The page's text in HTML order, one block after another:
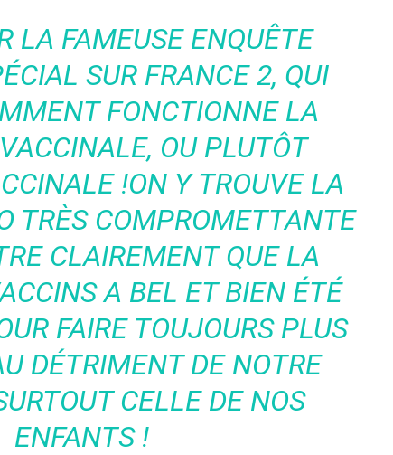
LA FAMEUSE ENQUÊTE
SUR FRANCE 2, QUI
FONCTIONNE LA
OU PLUTÔT
!ON Y TROUVE LA
TRÈS COMPROMETTANTE
CLAIREMENT QUE LA
A BEL ET BIEN ÉTÉ
FAIRE TOUJOURS PLUS
DÉTRIMENT DE NOTRE
CELLE DE NOS
ENFANTS !